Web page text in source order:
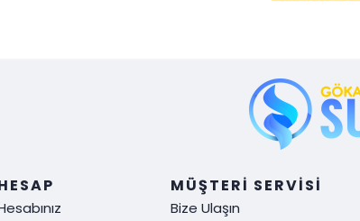
bizim için her şeyden önce gelir. En kaliteli ekipmanlarla
bizim için her şey demek. Tüm detayları önceden
MÜŞTERI SERVISI
Bize Ulaşın